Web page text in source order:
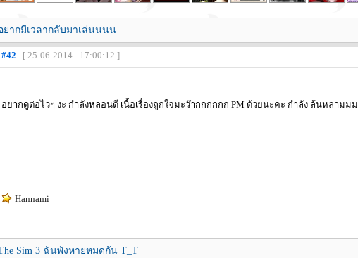
ยากมีเวลากลับมาเล่นนนน
#42 [ 25-06-2014 - 17:00:12 ]
อยากดูต่อไวๆ งะ กำลังหลอนดี เนื้อเรื่องถูกใจมะว๊ากกกกกก PM ด้วยนะคะ กำลัง ล้นหลามมม
Hannami
Sim 3 ฉันพังหายหมดกัน T_T